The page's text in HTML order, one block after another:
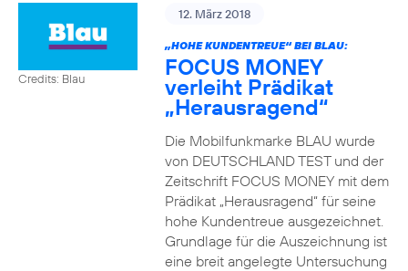
Credits: Blau
12. März 2018
„HOHE KUNDENTREUE“ BEI BLAU:
FOCUS MONEY
verleiht Prädikat
„Herausragend“
Die Mobilfunkmarke BLAU wurde
von DEUTSCHLAND TEST und der
Zeitschrift FOCUS MONEY mit dem
Prädikat „Herausragend“ für seine
hohe Kundentreue ausgezeichnet.
Grundlage für die Auszeichnung ist
eine breit angelegte Untersuchung